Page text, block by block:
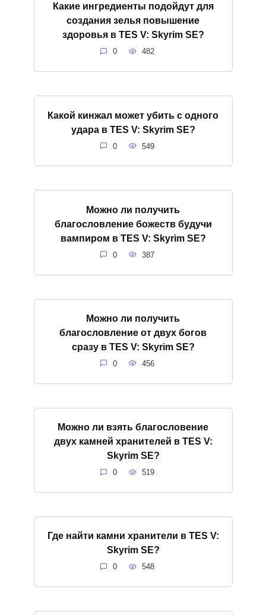
Какие ингредиенты подойдут для
создания зелья повышение
здоровья в TES V: Skyrim SE?
0 482
Какой кинжал может убить с одного
удара в TES V: Skyrim SE?
0 549
Можно ли получить
благословление божеств будучи
вампиром в TES V: Skyrim SE?
0 387
Можно ли получить
благословление от двух богов
сразу в TES V: Skyrim SE?
0 456
Можно ли взять благословение
двух камней хранителей в TES V:
Skyrim SE?
0 519
Где найти камни хранители в TES V:
Skyrim SE?
0 548